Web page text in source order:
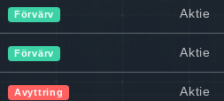
Förvärv Aktie
Förvärv Aktie
Avyttring Aktie